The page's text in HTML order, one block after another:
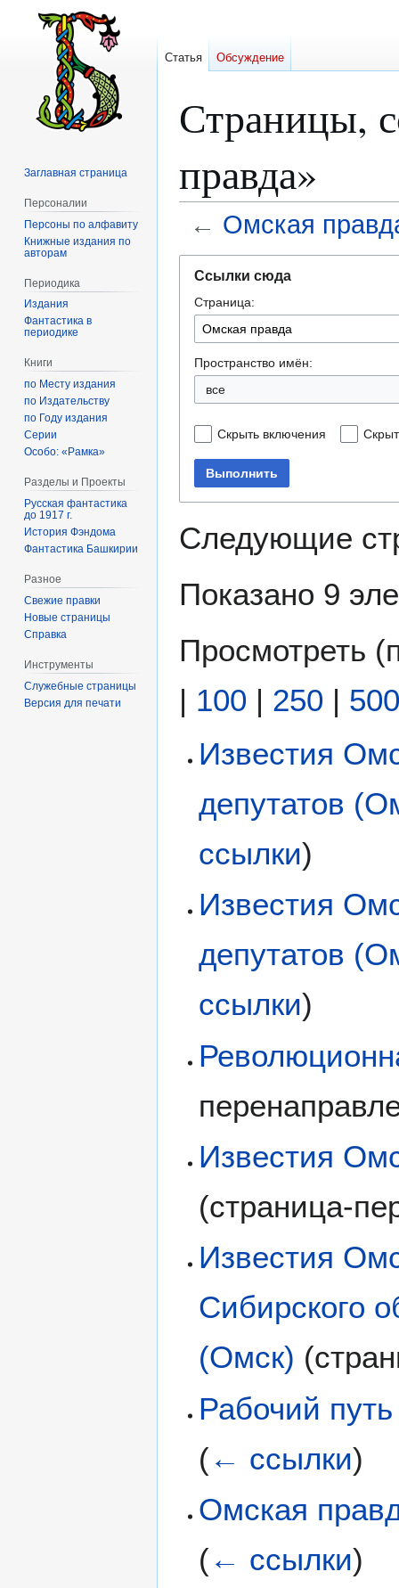
Страницы,
правда»
← Омская
навигации
поиску
Ссылки сюда
Страница:
Пространство имён:
все
Скрыть включения
Выполнить
Следующие
Показано 9
Просмотреть (
| 100 | 250 | 500
Известия
депутатов
ссылки)
Известия
депутатов
ссылки)
Известия
(страница-
Известия
Сибирского
(Омск)
Рабочий
(← ссылки)
Омская
(← ссылки)
Статья Обсуждение
Заглавная страница
Персоналии
Персоны по алфавиту
Книжные издания по
авторам
Периодика
Издания
Фантастика в
периодике
Книги
по Месту издания
по Издательству
по Году издания
Серии
Особо: «Рамка»
Разделы и Проекты
Русская фантастика
до 1917 г.
История Фэндома
Фантастика Башкирии
Разное
Свежие правки
Новые страницы
Справка
Инструменты
Служебные страницы
Версия для печати